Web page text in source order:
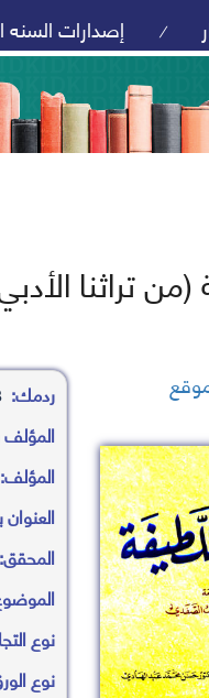
/ إصدارات السنه
تراثنا
ردمك: 8 9161 7451 2 978
المؤلف
المؤلف:
العنوان
المحقق:
نوع
نوع